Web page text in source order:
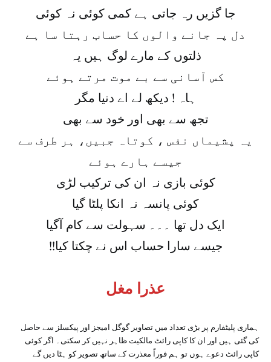
جا گزیں رہ جاتی ہے کمی کوئی نہ کوئی
دل پہ جانے والوں کا حساب رہتا سا ہے
ذلتوں کے مارے لوگ ہیں یہ
کس آسانی سے بے موت مرتے ہوئے
ہاہ ! دیکھ لے اے دنیا مگر
تجھ سے بھی اور خود سے بھی
یہ پشیماں نفس ، کوتاہ جبیں، ہر طرف سے
جیسے ہارے ہوئے
کوئی بازی نہ ان کی ترکیب لڑی
کوئی پانسہ نہ انکا پلٹا گیا
ایک دل تھا ۔۔۔ سہولت سے کام آگیا
!!جیسے سارا حساب اس نے چکتا کیا
عذرا مغل
ہماری پلیٹفارم پر بڑی تعداد میں تصاویر گوگل امیجز اور پیکسلز سے حاصل
کی گئی ہیں اور ان کا کاپی رائٹ مالکیت ظاہر نہیں کر سکتی۔ اگر کوئی
کاپی رائٹ دعوے ہوں تو ہم فوراً معذرت کے ساتھ تصویر کو ہٹا دیں گے